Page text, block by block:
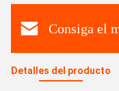
Consiga el
Detalles del producto